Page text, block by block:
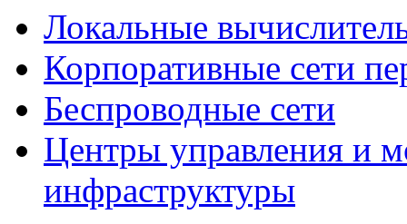
Локальные
Корпоративные сети
Беспроводные сети
Центры управления и
инфраструктуры